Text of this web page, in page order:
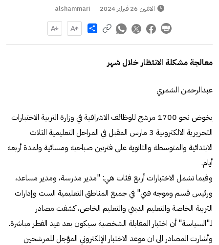
الاثنين 26 فبراير 2024 alshammari
Share
معالجة مشكلة الانتظار خلال شهر
عبدالرحمن الشمري
يخوض نحو 1700 مرشح للوظائف الاشرافية في وزارة التربية الاختبارات
التحريرية الالكترونية 3 مارس المقبل في المراحل التعليمية الثلاث
الابتدائية والمتوسطة والثانوية على فترتين صباحية ومسائية ولمدة أربعة
أيام.
وفيما تشمل الاختبارات أربع فئات هي: "مدير مدرسة، ومدير مساعد،
ورئيس قسم وموجه فني" في جميع المناطق التعليمية الست وإدارات
التربية الخاصة والتعليم الديني والتعليم الخاص، كشفت مصادر
لـ"السياسة" أن اختبار المقابلة الشخصية سيكون بعد عيد الفطر مباشرة.
وأشارت المصادر الى ان موعد الاختبار الإلكتروني المؤجل للمرشحين